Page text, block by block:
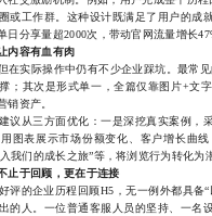
或工作群。这种设计既满足了用户的成
日分享量超2000次，带动官网流量增长
内容有血有肉
实际操作中仍有不少企业踩坑。最常见
；其次是形式单一，全篇仅靠图片+文
销资产。
从三方面优化：一是深挖真实案例，
图表展示市场份额变化、客户增长曲
我们的成长之旅”等，将浏览行为转化为
止于回顾，更在于连接
的企业历程回顾H5，无一例外都具备“
的人。一位普通客服人员的坚持、一名